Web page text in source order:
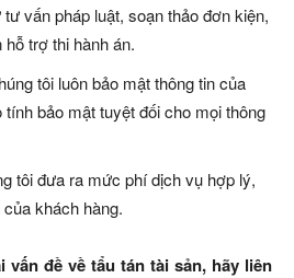
vấn pháp luật, soạn thảo đơn kiện,
hỗ trợ thi hành án.
tôi luôn bảo mật thông tin của
bảo mật tuyệt đối cho mọi thông
tôi đưa ra mức phí dịch vụ hợp lý,
khách hàng.
vấn đề về tẩu tán tài sản, hãy liên